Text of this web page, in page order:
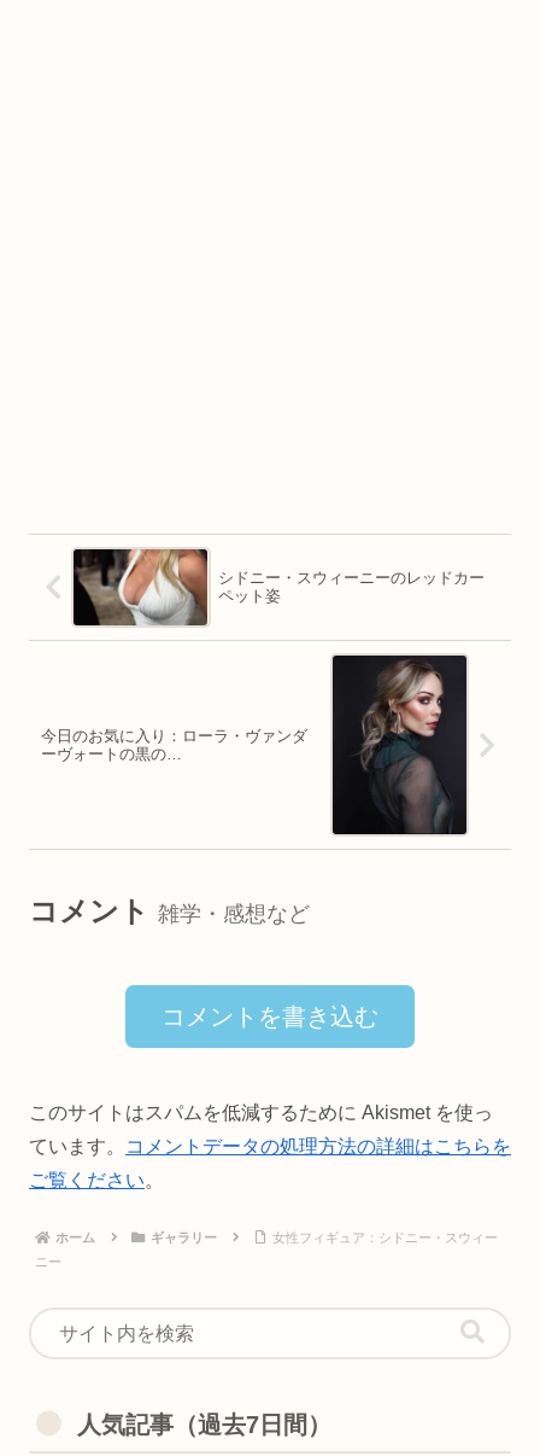
シドニー・スウィーニーのレッドカー
ペット姿
今日のお気に入り：ローラ・ヴァンダ
ーヴォートの黒の…
コメント 雑学・感想など
コメントを書き込む
このサイトはスパムを低減するために Akismet を使っ
ています。
コメントデータの処理方法の詳細はこちらを
ご覧ください。
ホーム ギャラリー
女性フィギュア：シドニー・スウィー
ニー
人気記事（過去7日間）